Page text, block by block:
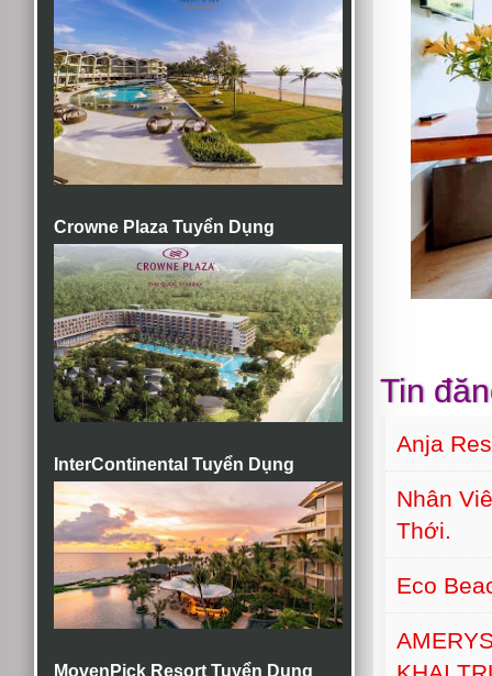
Crowne Plaza Tuyển Dụng
InterContinental Tuyển Dụng
MovenPick Resort Tuyển Dụng
Tin
Anja
Nhân
Thới.
Eco